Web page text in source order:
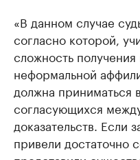
«В данном случае
согласно которой,
сложность
неформальной
должна приниматься
согласующихся
доказательств. Если
привели достаточно